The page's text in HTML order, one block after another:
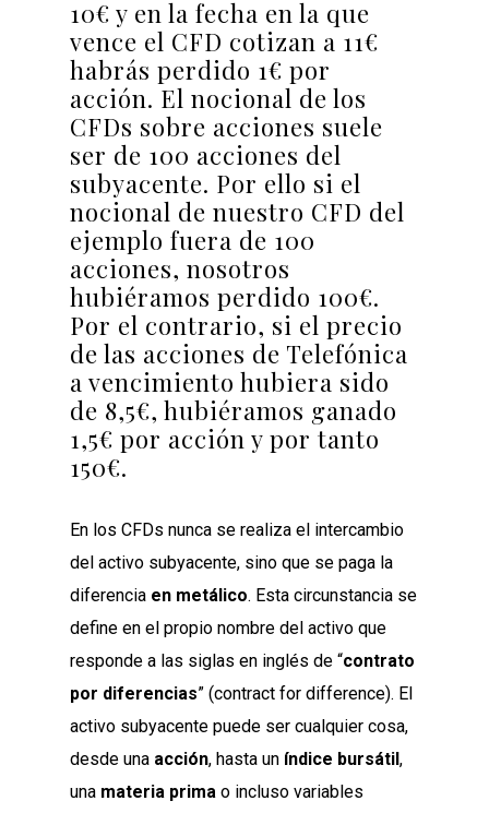
10€ y en la fecha en la que
vence el CFD cotizan a 11€
habrás perdido 1€ por
acción. El nocional de los
CFDs sobre acciones suele
ser de 100 acciones del
subyacente. Por ello si el
nocional de nuestro CFD del
ejemplo fuera de 100
acciones, nosotros
hubiéramos perdido 100€.
Por el contrario, si el precio
de las acciones de Telefónica
a vencimiento hubiera sido
de 8,5€, hubiéramos ganado
1,5€ por acción y por tanto
150€.
En los CFDs nunca se realiza el intercambio
del activo subyacente, sino que se paga la
diferencia en metálico. Esta circunstancia se
define en el propio nombre del activo que
responde a las siglas en inglés de “contrato
por diferencias” (contract for difference). El
activo subyacente puede ser cualquier cosa,
desde una acción, hasta un índice bursátil ,
una materia prima o incluso variables